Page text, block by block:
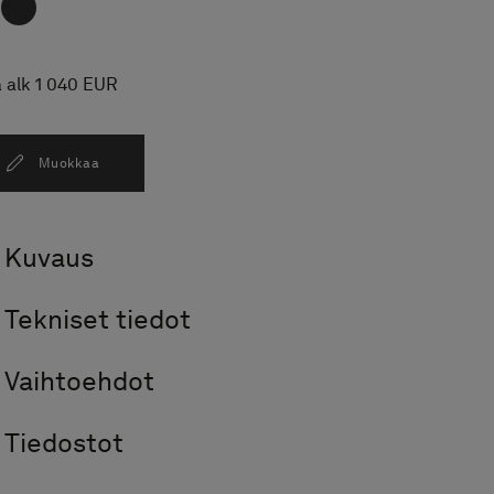
1 040 EUR
Muokkaa
Kuvaus
Tekniset tiedot
Vaihtoehdot
Tiedostot